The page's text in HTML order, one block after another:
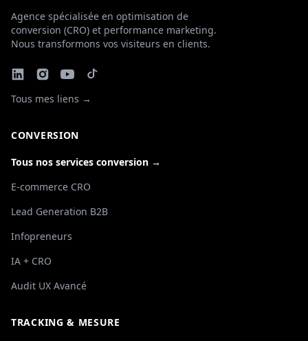
Agence spécialisée en optimisation de
conversion (CRO) et performance marketing.
Nous transformons vos visiteurs en clients.
Tous mes liens →
CONVERSION
Tous nos services conversion →
E-commerce CRO
Lead Generation B2B
Infopreneurs
IA + CRO
Audit UX Avancé
TRACKING & MESURE